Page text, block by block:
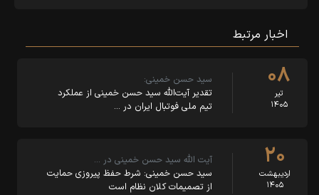
اخبار مرتبط
۰۸
تیر
۱۴۰۵
سید حسن خمینی:
تقدیر آیت‌الله سید حسن خمینی از عملکرد
تیم ملی فوتبال ایران در …
۲۰
اردیبهشت
۱۴۰۵
آیت الله سید حسن خمینی در …
سید حسن خمینی: شرط حفظ پیروزی حمایت
از تصمیمات کلان نظام است